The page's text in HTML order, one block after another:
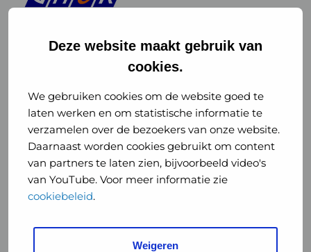
Deze website maakt gebruik van
cookies.
We gebruiken cookies om de website goed te
laten werken en om statistische informatie te
verzamelen over de bezoekers van onze website.
Daarnaast worden cookies gebruikt om content
van partners te laten zien, bijvoorbeeld video's
van YouTube. Voor meer informatie zie
cookiebeleid.
Weigeren
of
GGD
GHOR
Nederland
Instagram
of
GGD
GHOR
Nederland
GGD Reizen op social media
GGD Reizen